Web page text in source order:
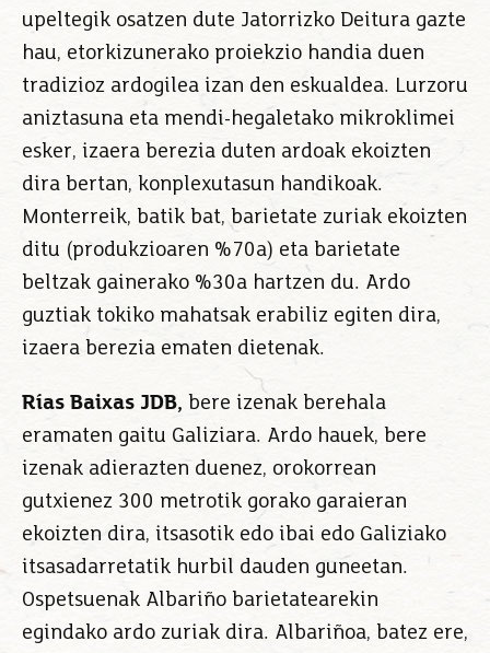
upeltegik osatzen dute Jatorrizko Deitura gazte
hau, etorkizunerako proiekzio handia duen
tradizioz ardogilea izan den eskualdea. Lurzoru
aniztasuna eta mendi-hegaletako mikroklimei
esker, izaera berezia duten ardoak ekoizten
dira bertan, konplexutasun handikoak.
Monterreik, batik bat, barietate zuriak ekoizten
ditu (produkzioaren %70a) eta barietate
beltzak gainerako %30a hartzen du. Ardo
guztiak tokiko mahatsak erabiliz egiten dira,
izaera berezia ematen dietenak.
Rías Baixas JDB, bere izenak berehala
eramaten gaitu Galiziara. Ardo hauek, bere
izenak adierazten duenez, orokorrean
gutxienez 300 metrotik gorako garaieran
ekoizten dira, itsasotik edo ibai edo Galiziako
itsasadarretatik hurbil dauden guneetan.
Ospetsuenak Albariño barietatearekin
egindako ardo zuriak dira. Albariñoa, batez ere,